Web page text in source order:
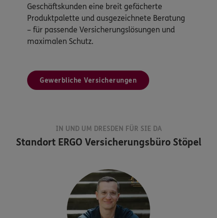
Geschäftskunden eine breit gefächerte
Produktpalette und ausgezeichnete Beratung
– für passende Versicherungslösungen und
maximalen Schutz.
Gewerbliche Versicherungen
IN UND UM DRESDEN FÜR SIE DA
Standort ERGO Versicherungsbüro Stöpel